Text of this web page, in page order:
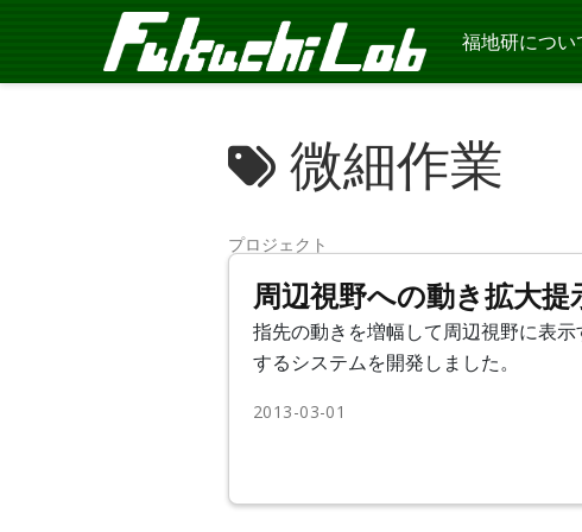
福地研につい
微細作業
プロジェクト
周辺視野への動き拡大
指先の動きを増幅して周辺視野に表
するシステムを開発しました。
2013-03-01